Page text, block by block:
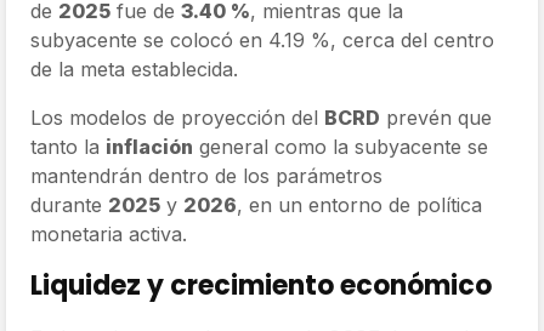
de 2025 fue de 3.40 %, mientras que la
subyacente se colocó en 4.19 %, cerca del centro
de la meta establecida.
Los modelos de proyección del BCRD prevén que
tanto la inflación general como la subyacente se
mantendrán dentro de los parámetros
durante 2025 y 2026, en un entorno de política
monetaria activa.
Liquidez y crecimiento económico